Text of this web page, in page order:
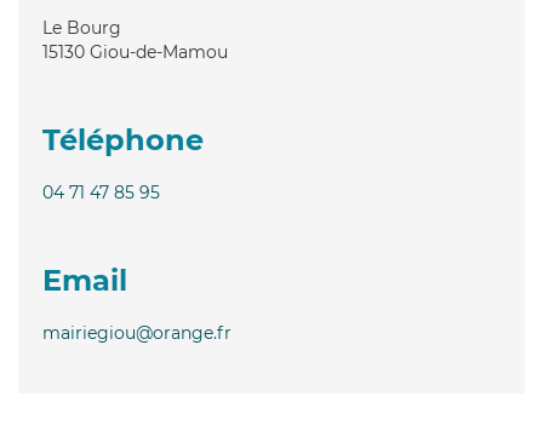
Le Bourg
15130 Giou-de-Mamou
Téléphone
04 71 47 85 95
Email
mairiegiou@orange.fr